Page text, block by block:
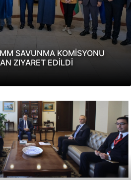
SAVUNMA KOMİSYONU
ZIYARET EDİLDİ